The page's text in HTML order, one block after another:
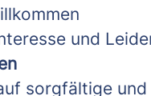
und
sorgfältige